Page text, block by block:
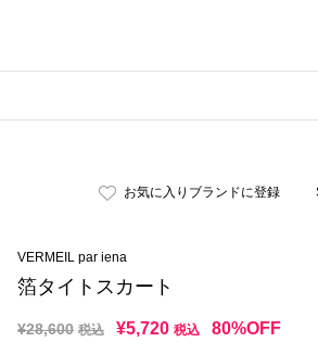
お気に入りブランドに登録
VERMEIL par iena
箔タイトスカート
¥28,600 税込 ¥5,720 税込 80%OFF